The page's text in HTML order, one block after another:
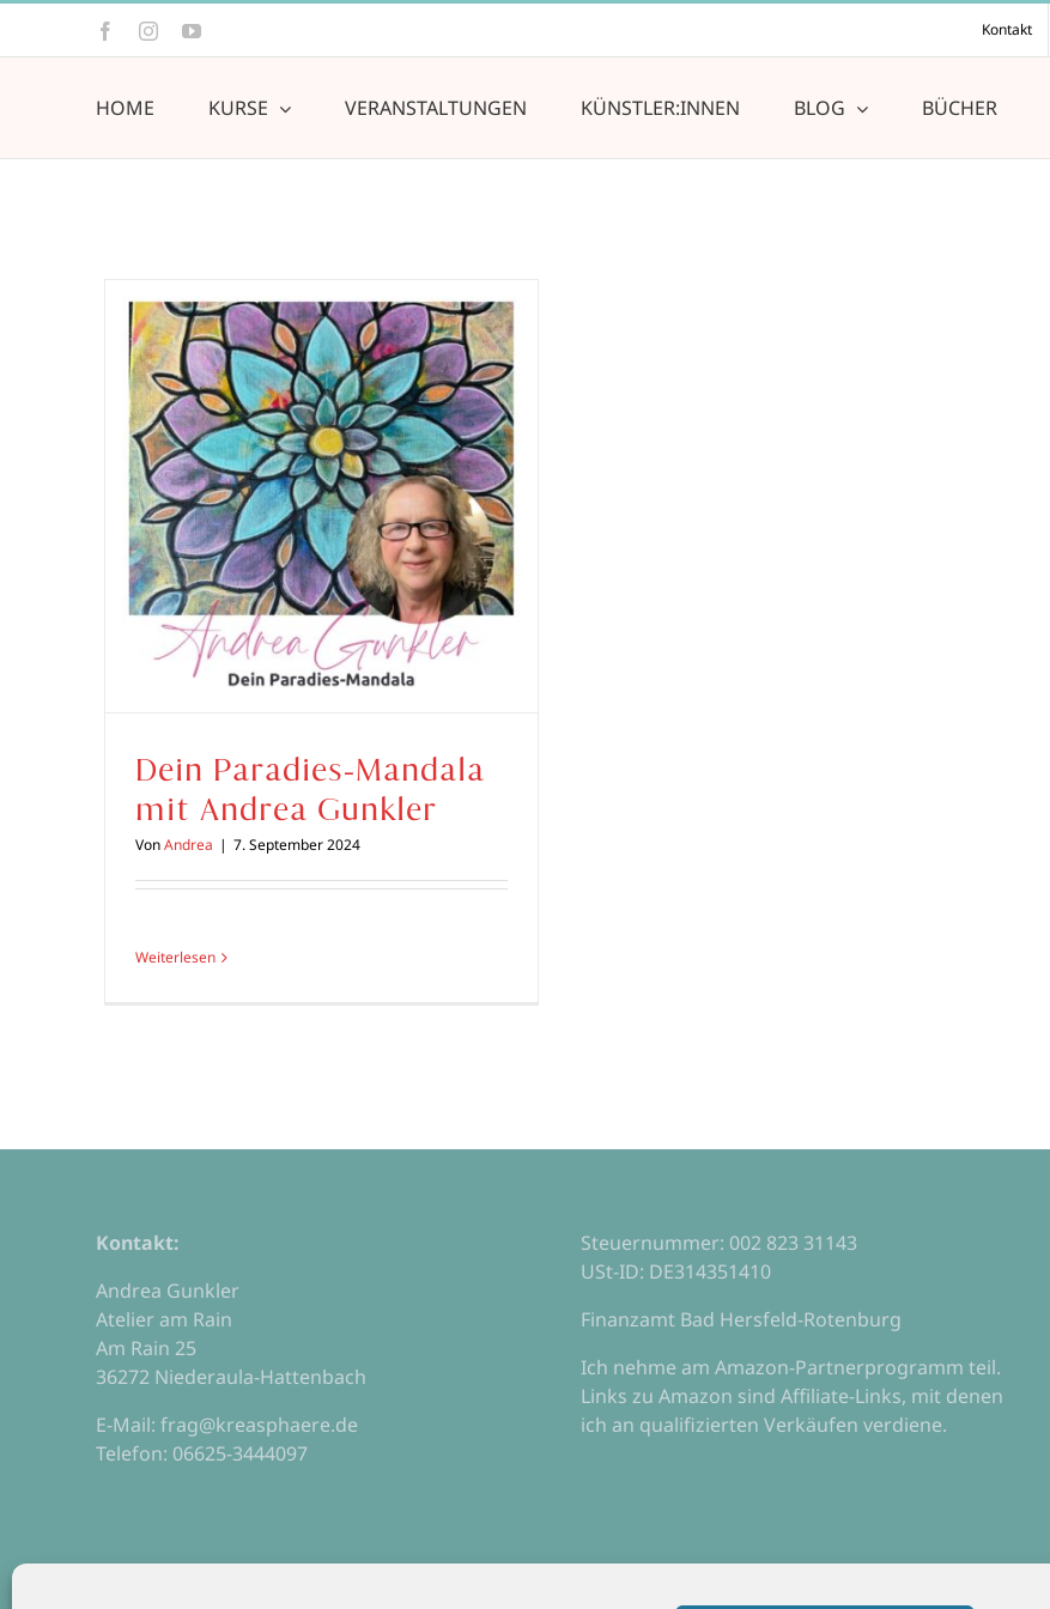
FacebookInstagramYouTube Kontakt
HOME KURSE VERANSTALTUNGEN KÜNSTLER:INNEN BLOG BÜCHER
Dein Paradies-Mandala
mit Andrea Gunkler
VonAndrea | 7. September 2024
Weiterlesen
Kontakt:
Andrea Gunkler
Atelier am Rain
Am Rain 25
36272 Niederaula-Hattenbach
E-Mail: frag@kreasphaere.de
Telefon: 06625-3444097
Steuernummer: 002 823 31143
USt-ID: DE314351410
Finanzamt Bad Hersfeld-Rotenburg
Ich nehme am Amazon-Partnerprogramm teil.
Links zu Amazon sind Affiliate-Links, mit denen
ich an qualifizierten Verkäufen verdiene.